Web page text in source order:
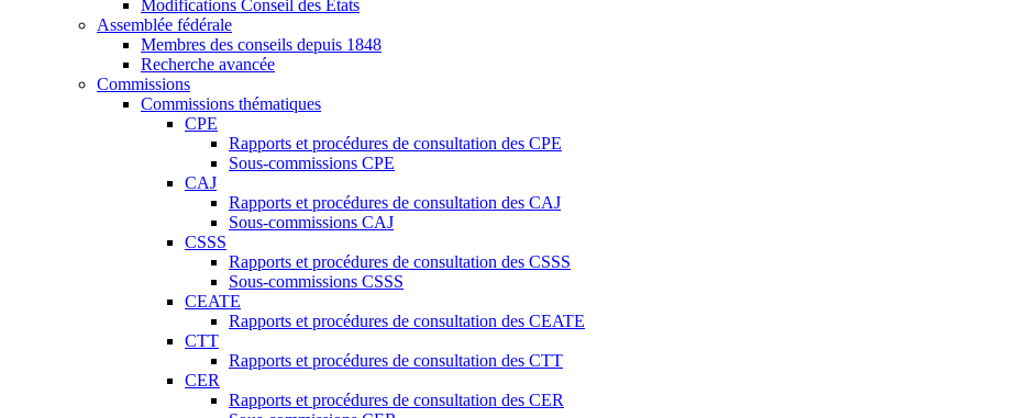
Modifications Conseil des Etats
Assemblée fédérale
Membres des conseils depuis 1848
Recherche avancée
Commissions
Commissions thématiques
CPE
Rapports et procédures de consultation des CPE
Sous-commissions CPE
CAJ
Rapports et procédures de consultation des CAJ
Sous-commissions CAJ
CSSS
Rapports et procédures de consultation des CSSS
Sous-commissions CSSS
CEATE
Rapports et procédures de consultation des CEATE
CTT
Rapports et procédures de consultation des CTT
CER
Rapports et procédures de consultation des CER